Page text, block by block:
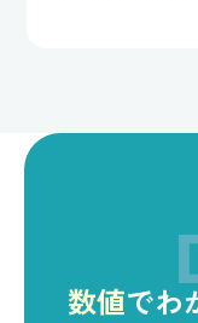
数値でわ